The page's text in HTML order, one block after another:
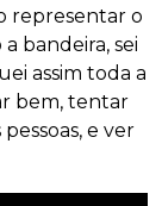
representar o
bandeira, sei
assim toda a
bem, tentar
e ver